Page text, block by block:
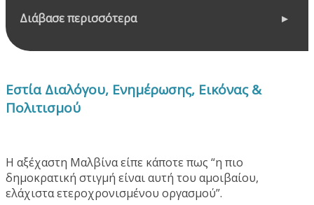
Διάβασε περισσότερα
Εστία Διαλόγου, Ενημέρωσης, Εικόνας &
Πολιτισμού
Η αξέχαστη Μαλβίνα είπε κάποτε πως “η πιο
δημοκρατική στιγμή είναι αυτή του αμοιβαίου,
ελάχιστα ετεροχρονισμένου οργασμού”.